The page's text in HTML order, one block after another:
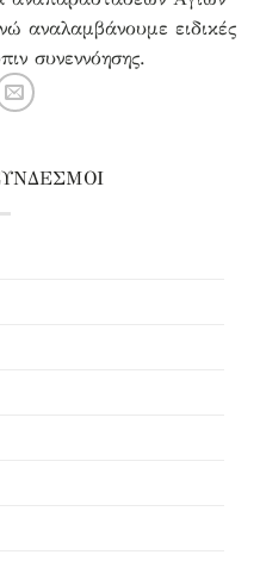
αναλαμβάνουμε ειδικές
συνεννόησης.